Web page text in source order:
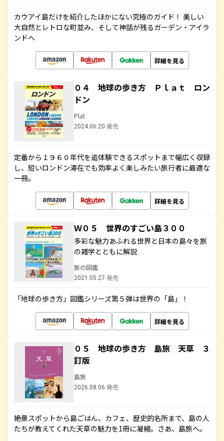
カウアイ島だけを紹介したほかにない究極のガイド！ 美しい
大自然とレトロな町並み、そして神話が残るガーデン・アイラ
ンドへ
詳細を見る
０４ 地球の歩き方 Ｐｌａｔ ロン
ドン
Plat
2024.06.20 発売
定番から１９６０年代を追体験できるスポットまで幅広く収録
し、短いロンドン滞在でも効率よく楽しみたい旅行者に最適な
一冊。
詳細を見る
Ｗ０５ 世界のすごい島３００
多彩な魅力あふれる世界と日本の島々を旅
の雑学とともに解説
旅の図鑑
2021.05.27 発売
「地球の歩き方」図鑑シリーズ第５弾は世界の「島」！
詳細を見る
０５ 地球の歩き方 島旅 天草 ３
訂版
島旅
2026.08.06 発売
絶景スポットから島ごはん、カフェ、歴史的名所まで、島の人
たちが教えてくれた天草の魅力を1冊に凝縮。さあ、島旅へ。